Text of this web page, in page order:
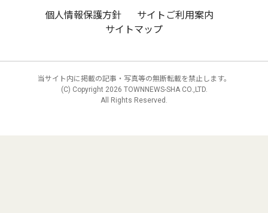
個人情報保護方針
サイトご利用案内
サイトマップ
当サイト内に掲載の記事・写真等の無断転載を禁止します。
(C) Copyright 2026 TOWNNEWS-SHA CO.,LTD.
All Rights Reserved.